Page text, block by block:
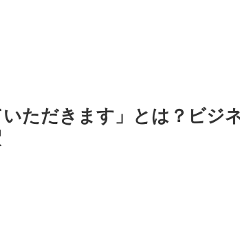
いただきます」とは？ビジ